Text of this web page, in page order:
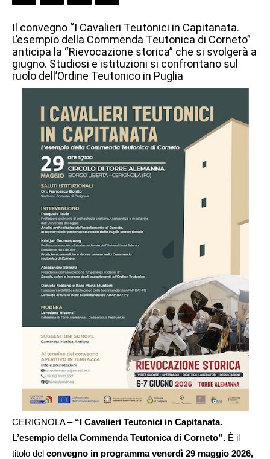
Il convegno “I Cavalieri Teutonici in Capitanata.
L’esempio della Commenda Teutonica di Corneto”
anticipa la “Rievocazione storica” che si svolgerà a
giugno. Studiosi e istituzioni si confrontano sul
ruolo dell’Ordine Teutonico in Puglia
CERIGNOLA –“I Cavalieri Teutonici in Capitanata.
L’esempio della Commenda Teutonica di Corneto”. È il
titolo del convegno in programma venerdì 29 maggio 2026,